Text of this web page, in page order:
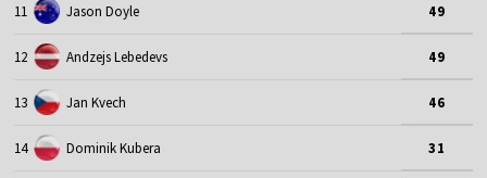
11 Jason Doyle 49
12 Andzejs Lebedevs 49
13 Jan Kvech 46
14 Dominik Kubera 31